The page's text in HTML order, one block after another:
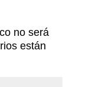
no será
están